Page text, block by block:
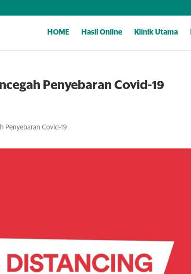
HOME Hasil Online Klinik Utama
Penyebaran Covid-19
Penyebaran Covid-19